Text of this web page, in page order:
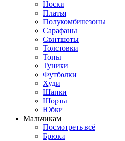
Носки
Платья
Полукомбинезоны
Сарафаны
Свитшоты
Толстовки
Топы
Туники
Футболки
Худи
Шапки
Шорты
Юбки
Мальчикам
Посмотреть всё
Брюки